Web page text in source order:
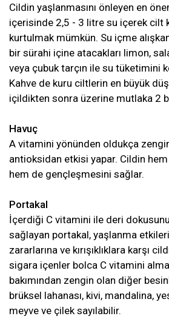
Cildin yaşlanmasını önleyen en
içerisinde 2,5 - 3 litre su içerek cilt
kurtulmak mümkün. Su içme
bir sürahi içine atacakları limon,
veya çubuk tarçın ile su tüketimini
Kahve de kuru ciltlerin en büyük
içildikten sonra üzerine mutlaka 2
Havuç
A vitamini yönünden oldukça
antioksidan etkisi yapar. Cildin
hem de gençleşmesini sağlar.
Portakal
İçerdiği C vitamini ile deri
sağlayan portakal, yaşlanma
zararlarına ve kırışıklıklara karşı
sigara içenler bolca C vitamini
bakımından zengin olan diğer
brüksel lahanası, kivi, mandalina,
meyve ve çilek sayılabilir.